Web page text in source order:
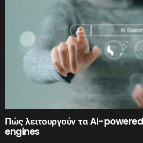
Πώς λειτουργούν τα AI-
engines